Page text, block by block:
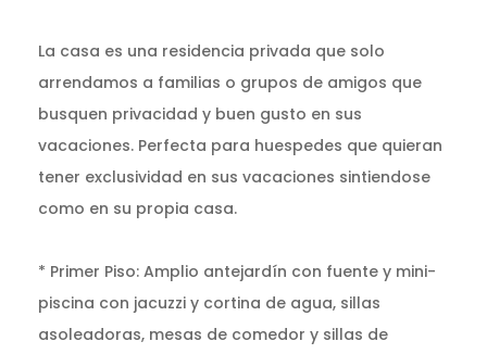
La casa es una residencia privada que solo
arrendamos a familias o grupos de amigos que
busquen privacidad y buen gusto en sus
vacaciones. Perfecta para huespedes que quieran
tener exclusividad en sus vacaciones sintiendose
como en su propia casa.
* Primer Piso: Amplio antejardín con fuente y mini-
piscina con jacuzzi y cortina de agua, sillas
asoleadoras, mesas de comedor y sillas de